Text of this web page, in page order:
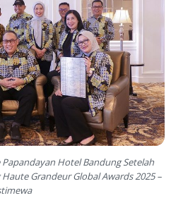
Hotel Bandung Setelah
Grandeur Global Awards 2025 –